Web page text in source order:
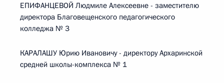
ЕПИФАНЦЕВОЙ Людмиле Алексеевне - заместителю
директора Благовещенского педагогического
колледжа № 3
КАРАЛАШУ Юрию Ивановичу - директору Архаринской
средней школы-комплекса № 1